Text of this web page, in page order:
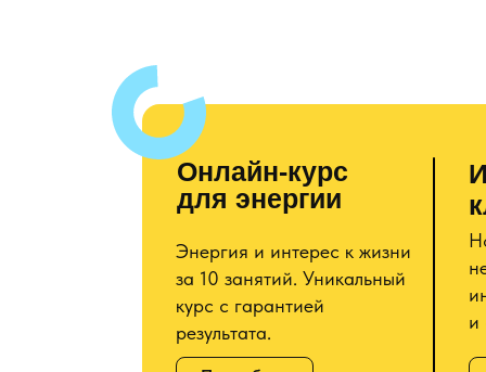
Онлайн-курс
для энергии
Энергия и интерес к жизни
за 10 занятий. Уникальный
курс с гарантией
результата.
и